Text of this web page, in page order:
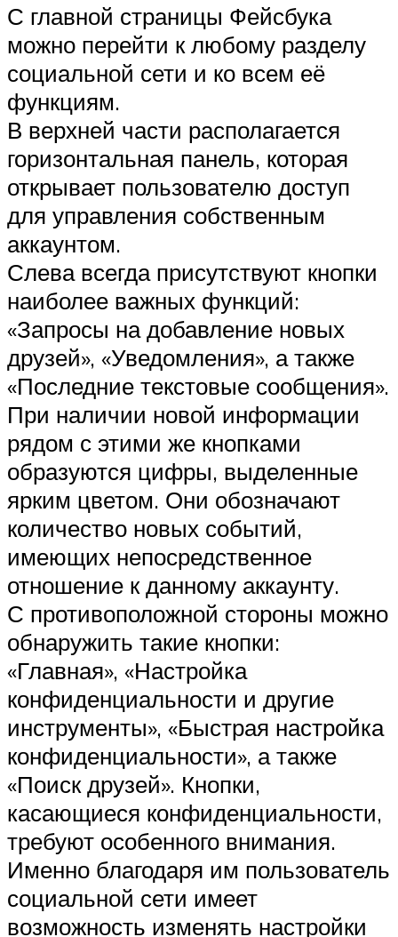
С главной страницы Фейсбука
можно перейти к любому разделу
социальной сети и ко всем её
функциям.
В верхней части располагается
горизонтальная панель, которая
открывает пользователю доступ
для управления собственным
аккаунтом.
Слева всегда присутствуют кнопки
наиболее важных функций:
«Запросы на добавление новых
друзей», «Уведомления», а также
«Последние текстовые сообщения».
При наличии новой информации
рядом с этими же кнопками
образуются цифры, выделенные
ярким цветом. Они обозначают
количество новых событий,
имеющих непосредственное
отношение к данному аккаунту.
С противоположной стороны можно
обнаружить такие кнопки:
«Главная», «Настройка
конфиденциальности и другие
инструменты», «Быстрая настройка
конфиденциальности», а также
«Поиск друзей». Кнопки,
касающиеся конфиденциальности,
требуют особенного внимания.
Именно благодаря им пользователь
социальной сети имеет
возможность изменять настройки